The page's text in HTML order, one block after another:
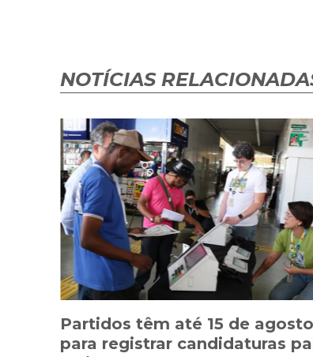
NOTÍCIAS
Partidos têm até 15 de agosto
para registrar candidaturas